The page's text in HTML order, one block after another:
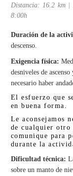
Distancia: 16.2 km |
8:00h
Duración de la
descenso.
Exigencia física:
desniveles de
necesario haber
El esfuerzo que
en buena forma.
Le aconsejamos
de cualquier
comunique para
durante la
Dificultad técnica:
sobre un manto de